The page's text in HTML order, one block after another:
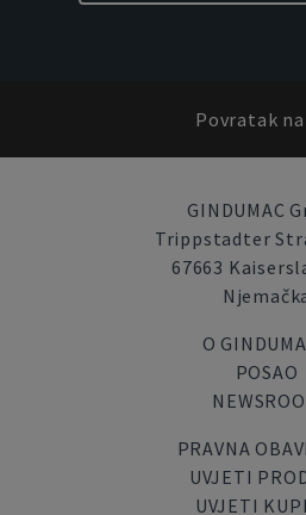
Povratak
GINDUMAC
Trippstadter
67663
O
POSAO
PRAVNA
UVJETI
UVJETI